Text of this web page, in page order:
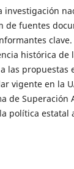
de fuentes
histórica de
las propuestas
vigente en la
de Superación
política estatal